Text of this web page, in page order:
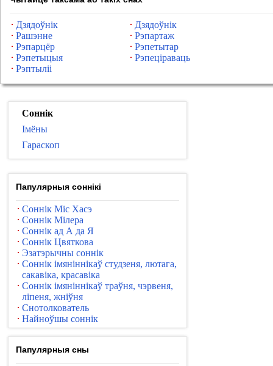
Дзядоўнік
Дзядоўнік
Рашэнне
Рэпартаж
Рэпарцёр
Рэпетытар
Рэпетыцыя
Рэпеціраваць
Рэптыліі
Соннік
Імёны
Гараскоп
Папулярныя соннікі
Соннік Міс Хасэ
Соннік Мілера
Соннік ад А да Я
Соннік Цвяткова
Эзатэрычны соннік
Соннік імяніннікаў студзеня, лютага,
сакавіка, красавіка
Соннік імяніннікаў траўня, чэрвеня,
ліпеня, жніўня
Снотолкователь
Найноўшы соннік
Папулярныя сны